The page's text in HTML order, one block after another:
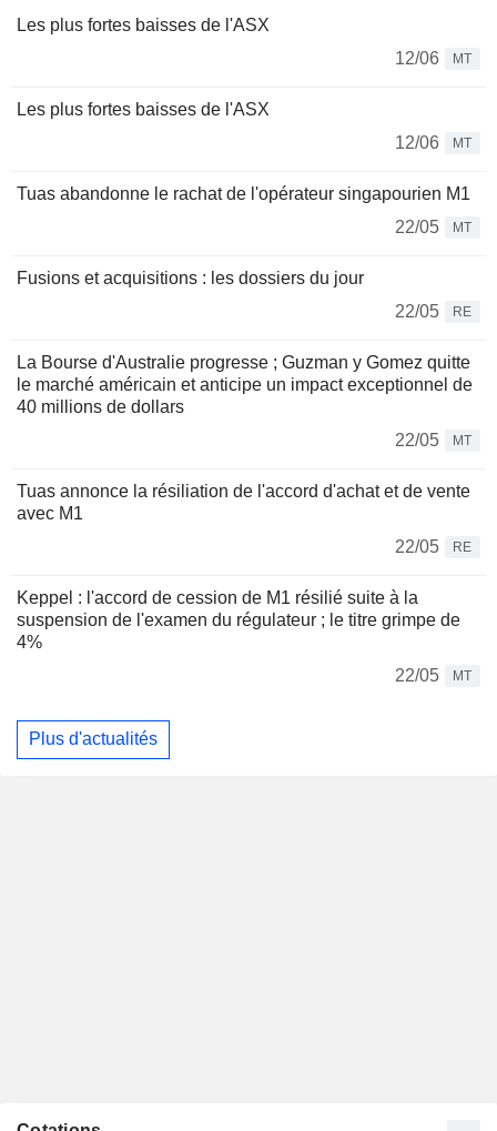
Les plus fortes baisses de l'ASX
12/06
MT
Les plus fortes baisses de l'ASX
12/06
MT
Tuas abandonne le rachat de l'opérateur singapourien M1
22/05
MT
Fusions et acquisitions : les dossiers du jour
22/05
RE
La Bourse d'Australie progresse ; Guzman y Gomez quitte
le marché américain et anticipe un impact exceptionnel de
40 millions de dollars
22/05
MT
Tuas annonce la résiliation de l'accord d'achat et de vente
avec M1
22/05
RE
Keppel : l'accord de cession de M1 résilié suite à la
suspension de l'examen du régulateur ; le titre grimpe de
4%
22/05
MT
Plus d'actualités